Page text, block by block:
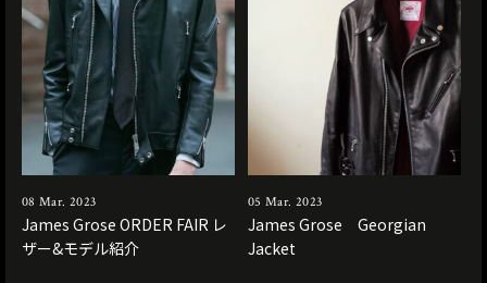
08 Mar. 2023
James Grose ORDER FAIR レ
ザー&モデル紹介
05 Mar. 2023
James Grose Georgian
Jacket